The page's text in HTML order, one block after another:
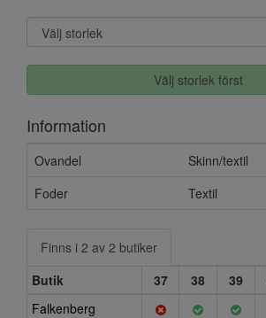
Välj storlek först
Information
Ovandel
Skinn/textil
Foder
Textil
Finns i 2 av 2 butiker
Butik
37 38 39
Falkenberg